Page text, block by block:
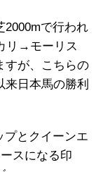
2000mで行われ
リ→モーリス
すが、こちらの
来日本馬の勝利
プとクイーンエ
スになる印